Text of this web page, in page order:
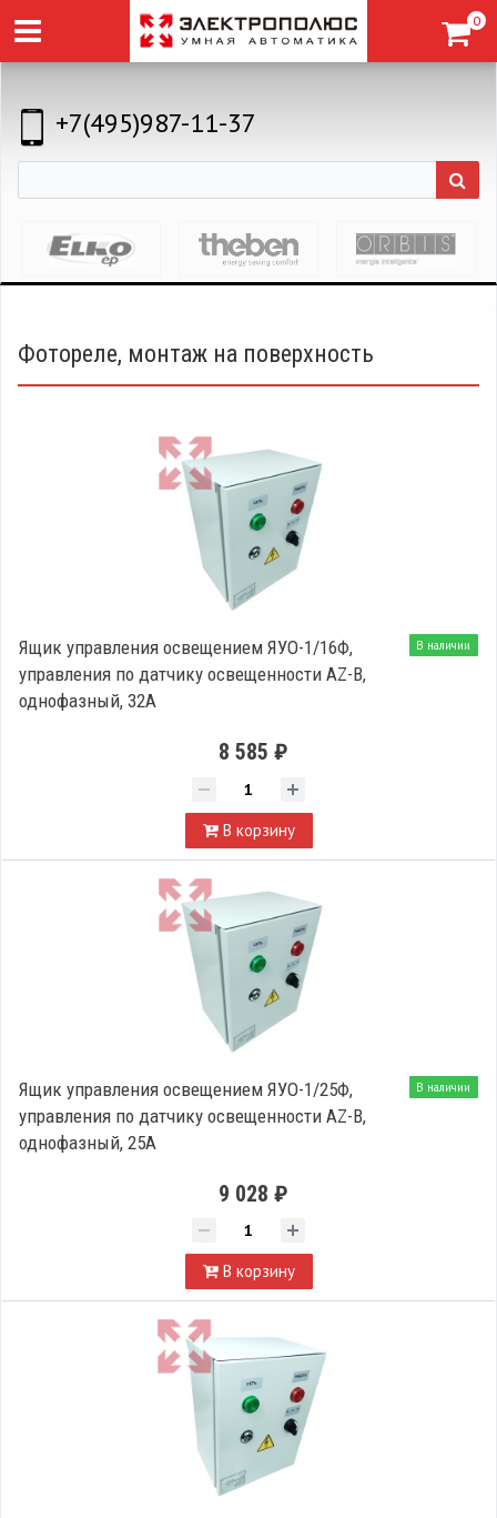
0
+7(495)987-11-37
Фотореле, монтаж на поверхность
В наличии
Ящик управления освещением ЯУО-1/16Ф,
управления по датчику освещенности AZ-B,
однофазный, 32А
8 585 ₽
В корзину
В наличии
Ящик управления освещением ЯУО-1/25Ф,
управления по датчику освещенности AZ-B,
однофазный, 25А
9 028 ₽
В корзину